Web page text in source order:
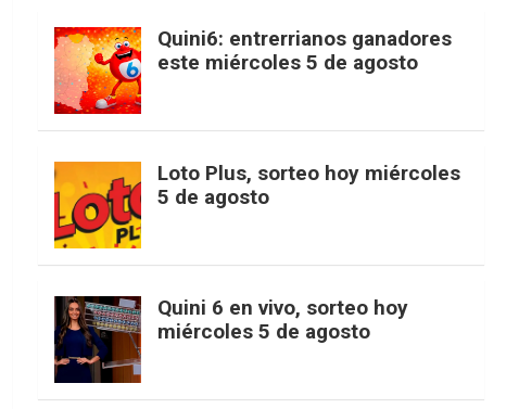
b
o
k
a
t
t
e
r
b
d
Quini6: entrerrianos ganadores
este miércoles 5 de agosto
Loto Plus, sorteo hoy miércoles
5 de agosto
Quini 6 en vivo, sorteo hoy
miércoles 5 de agosto